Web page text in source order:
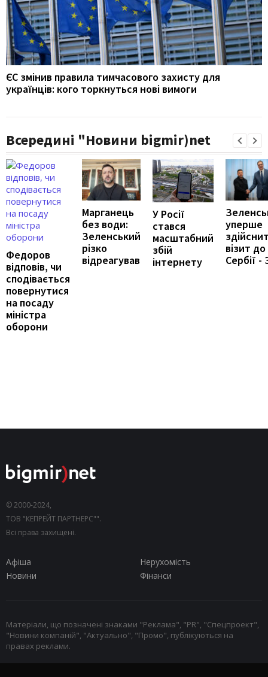
ЄС змінив правила тимчасового захисту для
українців: кого торкнуться нові вимоги
Всередині "Новини bigmir)net
Федоров
відповів, чи
сподівається
повернутися
на посаду
міністра
оборони
Марганець
без води:
Зеленський
різко
відреагував
У Росії
стався
масштабний
збій
інтернету
уперше
візит до
Сербії -
© 2000-2024,
ТОВ "КЕПРЕЙТ ПАРТНЕРС"".
Всі права захищені.
Афіша
Нерухомість
Новини
Фінанси
Матеріали, що позначені знаками "Реклама", "PR", "Спецпроект",
"Новини компаній", "Актуально", "Промо", публікуються на
правах реклами.